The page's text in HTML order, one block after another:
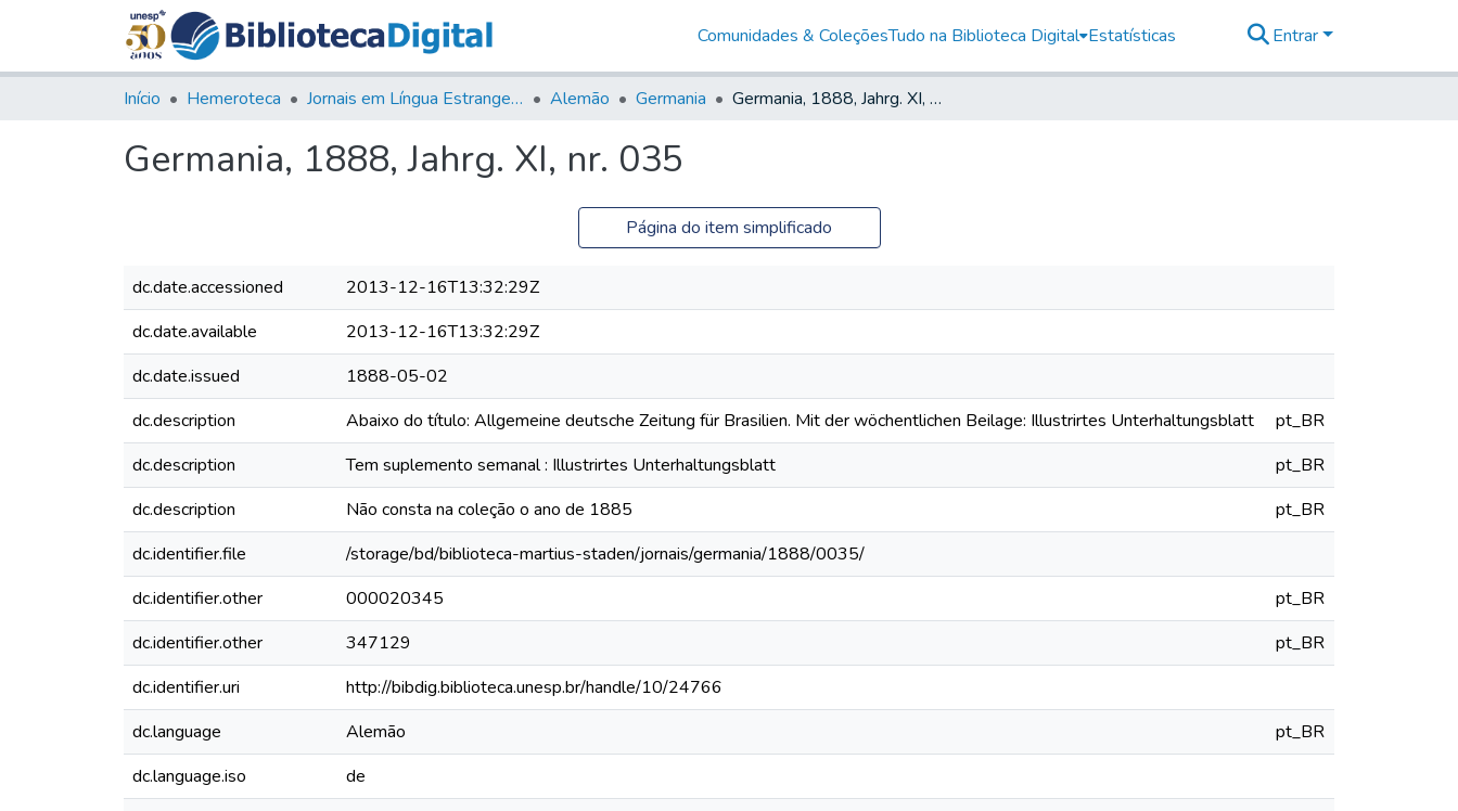
Comunidades & ColeçõesTudo na Biblioteca Digital Estatísticas Entrar
Início Hemeroteca Jornais em Língua Estrangeira Alemão Germania Germania, 1888, Jahrg. XI, nr. 035
Germania, 1888, Jahrg. XI, nr. 035
Página do item simplificado
dc.date.accessioned
2013-12-16T13:32:29Z
dc.date.available
2013-12-16T13:32:29Z
dc.date.issued
1888-05-02
dc.description
Abaixo do título: Allgemeine deutsche Zeitung für Brasilien. Mit der wöchentlichen Beilage: Illustrirtes Unterhaltungsblatt
pt_BR
dc.description
Tem suplemento semanal : Illustrirtes Unterhaltungsblatt
pt_BR
dc.description
Não consta na coleção o ano de 1885
pt_BR
dc.identifier.file
/storage/bd/biblioteca-martius-staden/jornais/germania/1888/0035/
dc.identifier.other
000020345
pt_BR
dc.identifier.other
347129
pt_BR
dc.identifier.uri
http://bibdig.biblioteca.unesp.br/handle/10/24766
dc.language
Alemão
pt_BR
dc.language.iso
de